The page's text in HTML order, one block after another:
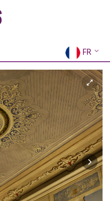
FR
EN
EL
DE
IT
ES
RU
CN